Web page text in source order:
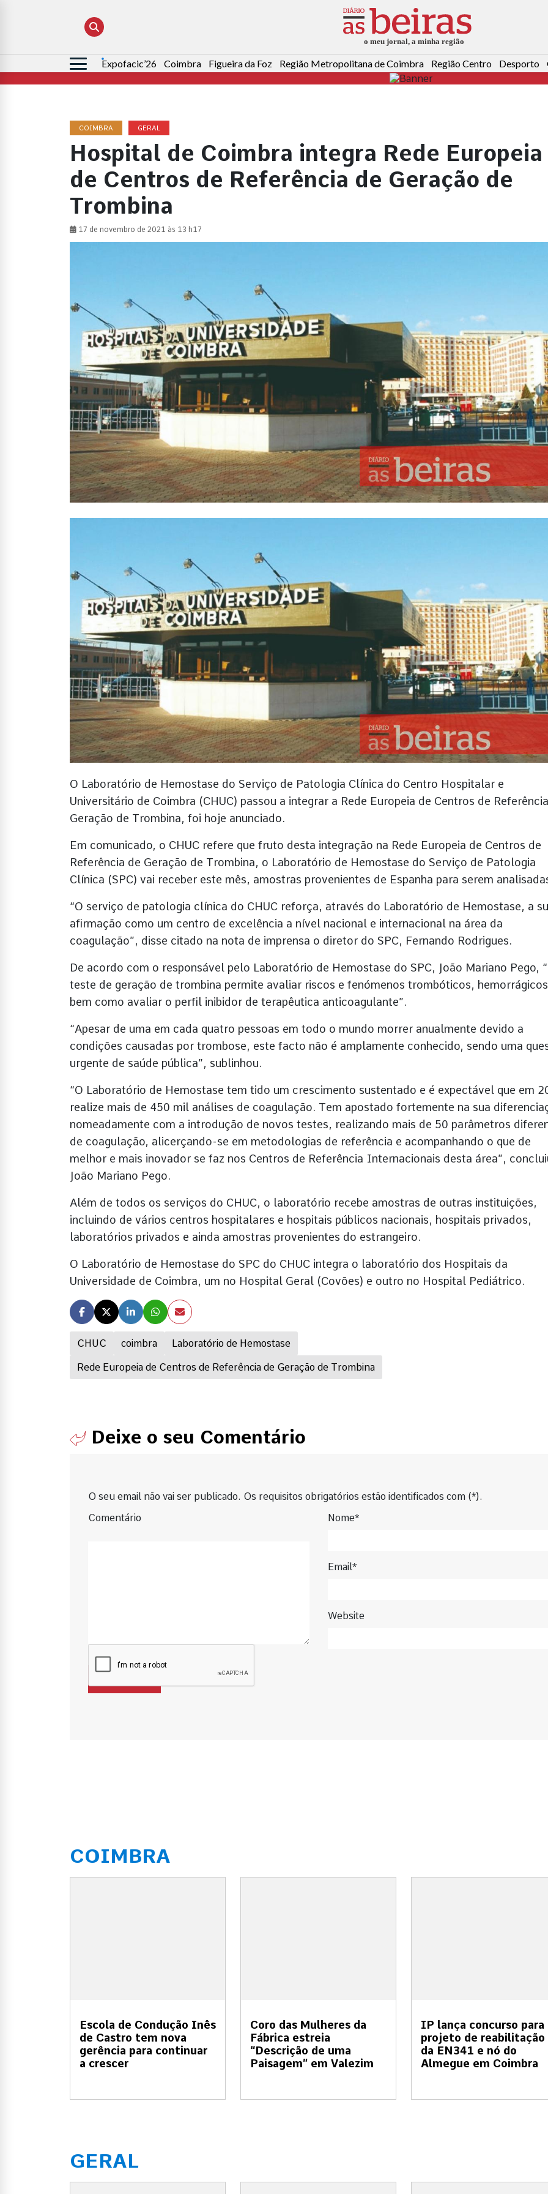
Pesquisar
por:
Expofacic’26 Coimbra Figueira da Foz Região Metropolitana de Coimbra Região Centro Desporto
COIMBRA GERAL
Hospital de Coimbra integra Rede Europeia
de Centros de Referência de Geração de
Trombina
17 de novembro de 2021 às 13 h17
CHUC coimbra Laboratório de Hemostase
Rede Europeia de Centros de Referência de Geração de Trombina
O Laboratório de Hemostase do Serviço de Patologia Clínica do Centro Hospitalar e
Universitário de Coimbra (CHUC) passou a integrar a Rede Europeia de Centros de
Geração de Trombina, foi hoje anunciado.
Em comunicado, o CHUC refere que fruto desta integração na Rede Europeia de Centros de
Referência de Geração de Trombina, o Laboratório de Hemostase do Serviço de Patologia
Clínica (SPC) vai receber este mês, amostras provenientes de Espanha para serem
“O serviço de patologia clínica do CHUC reforça, através do Laboratório de Hemostase, a
afirmação como um centro de excelência a nível nacional e internacional na área da
coagulação”, disse citado na nota de imprensa o diretor do SPC, Fernando Rodrigues.
De acordo com o responsável pelo Laboratório de Hemostase do SPC, João Mariano Pego,
teste de geração de trombina permite avaliar riscos e fenómenos trombóticos,
bem como avaliar o perfil inibidor de terapêutica anticoagulante”.
“Apesar de uma em cada quatro pessoas em todo o mundo morrer anualmente devido a
condições causadas por trombose, este facto não é amplamente conhecido, sendo uma
urgente de saúde pública”, sublinhou.
“O Laboratório de Hemostase tem tido um crescimento sustentado e é expectável que em
realize mais de 450 mil análises de coagulação. Tem apostado fortemente na sua
nomeadamente com a introdução de novos testes, realizando mais de 50 parâmetros
de coagulação, alicerçando-se em metodologias de referência e acompanhando o que de
melhor e mais inovador se faz nos Centros de Referência Internacionais desta área”,
João Mariano Pego.
Além de todos os serviços do CHUC, o laboratório recebe amostras de outras instituições,
incluindo de vários centros hospitalares e hospitais públicos nacionais, hospitais privados,
laboratórios privados e ainda amostras provenientes do estrangeiro.
O Laboratório de Hemostase do SPC do CHUC integra o laboratório dos Hospitais da
Universidade de Coimbra, um no Hospital Geral (Covões) e outro no Hospital Pediátrico.
Deixe o seu Comentário
O seu email não vai ser publicado. Os requisitos obrigatórios estão identificados com (*).
Comentário
Nome*
Email*
Website
COIMBRA
Escola de Condução Inês
de Castro tem nova
gerência para continuar
a crescer
Coro das Mulheres da
Fábrica estreia
“Descrição de uma
Paisagem” em Valezim
IP lança concurso para
projeto de reabilitação
da EN341 e nó do
Almegue em Coimbra
GERAL